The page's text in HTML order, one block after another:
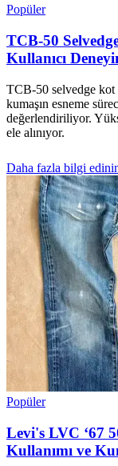
Popüler
TCB-50
Kullanıcı
TCB-50 selvedge
kumaşın esneme
değerlendiriliyor.
ele alınıyor.
Daha fazla bilgi
Popüler
Levi's LVC ‘67
Kullanımı ve